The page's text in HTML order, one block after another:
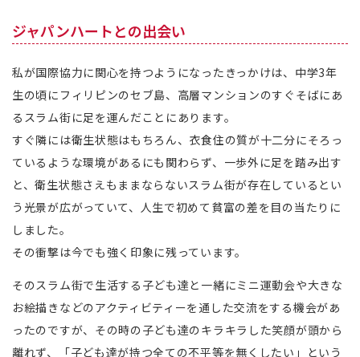
ジャパンハートとの出会い
私が国際協力に関心を持つようになったきっかけは、中学3年
生の頃にフィリピンのセブ島、高層マンションのすぐそばにあ
るスラム街に足を運んだことにあります。
すぐ隣には衛生状態はもちろん、衣食住の質が十二分にそろっ
ているような環境があるにも関わらず、一歩外に足を踏み出す
と、衛生状態さえもままならないスラム街が存在しているとい
う光景が広がっていて、人生で初めて貧富の差を目の当たりに
しました。
その衝撃は今でも強く印象に残っています。
そのスラム街で生活する子ども達と一緒にミニ運動会や大きな
お絵描きなどのアクティビティーを通した交流をする機会があ
ったのですが、その時の子ども達のキラキラした笑顔が頭から
離れず、「子ども達が持つ全ての不平等を無くしたい」という